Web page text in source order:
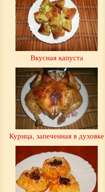
Вкусная капуста
Курица, запеченная в духовке